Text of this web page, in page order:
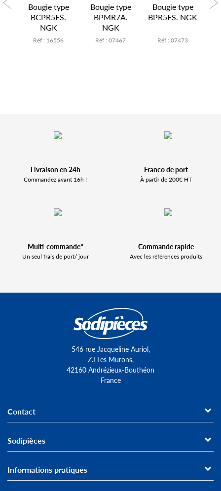
Bougie type
BCPR5ES.
NGK
Réf : 16556
Bougie type
BPMR7A.
NGK
Réf : 07467
Bougie type
BPR5ES. NGK
Réf : 07473
Livraison en 24h
Commandez avant 16h !
Franco de port
À partir de 200€ HT
Multi-commande*
Un seul frais de port/ jour
Commande rapide
Avec les références produits
546 rue Jacqueline Auriol,
Z.I Les Murons,
42160 Andrézieux-Bouthéon
France
Contact
Sodipièces
Informations pratiques